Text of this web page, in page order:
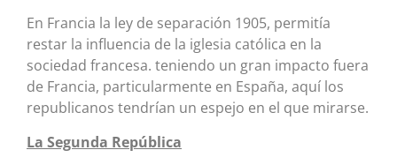
En Francia la ley de separación 1905, permitía
restar la influencia de la iglesia católica en la
sociedad francesa. teniendo un gran impacto fuera
de Francia, particularmente en España, aquí los
republicanos tendrían un espejo en el que mirarse.
La Segunda República